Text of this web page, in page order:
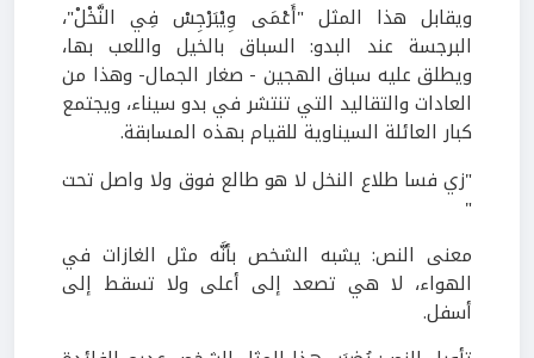
ويقابل هذا المثل "أَعْمَى وِيْبَرْجِسْ فِي النَّخْلْ"،
البرجسة عند البدو: السباق بالخيل واللعب بها،
ويطلق عليه سباق الهجين - صغار الجمال- وهذا من
العادات والتقاليد التي تنتشر في بدو سيناء، ويجتمع
كبار العائلة السيناوية للقيام بهذه المسابقة.
"زي فسا طلاع النخل لا هو طالع فوق ولا واصل تحت
"
معنى النص: يشبه الشخص بأنَّه مثل الغازات في
الهواء، لا هي تصعد إلى أعلى ولا تسقط إلى
أسفل.